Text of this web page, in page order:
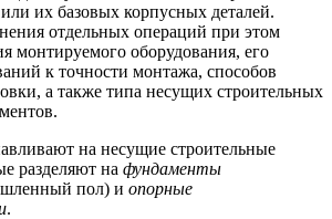
их базовых корпусных деталей.
отдельных операций при этом
монтируемого оборудования, его
к точности монтажа, способов
а также типа несущих строительных
на несущие строительные
разделяют на фундаменты
пол) и опорные
.